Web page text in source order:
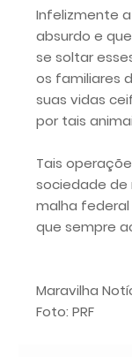
Infelizmente
absurdo e
se soltar
os familiares
suas vidas
por tais
Tais
sociedade de
malha federal
que sempre
Maravilha
Foto: PRF